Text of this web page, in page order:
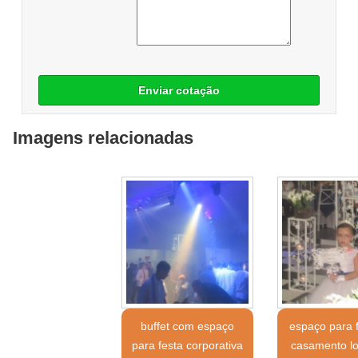
Enviar cotação
Imagens relacionadas
buffet com espaço
para festa corporativa
espaço para
casamento